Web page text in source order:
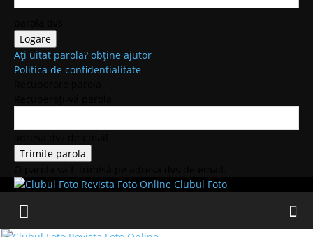
Ați uitat parola? obține ajutor
Politica de confidentialitate
Clubul Foto